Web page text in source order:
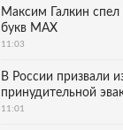
Максим Галкин
букв MAX
11:03
В России призвали
принудительной
11:01